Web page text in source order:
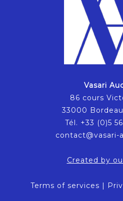
Vasari
86 cours
33000
Tél. +33 (0)5
contact@vasari-
Created by
Terms of services |